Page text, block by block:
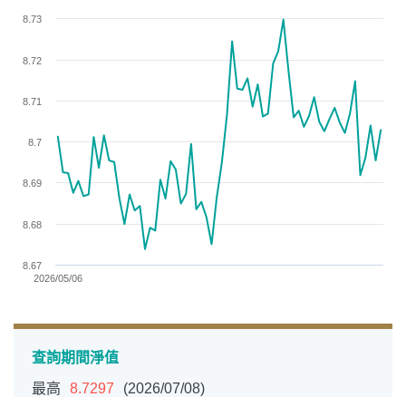
The chart has 1 X axis displaying categories.
The chart has 1 Y axis displaying values. Data ranges from
2026/05/06
8.67
8.68
8.69
8.7
8.71
8.72
8.73
查詢期間淨值
最高
8.7297
(2026/07/08)